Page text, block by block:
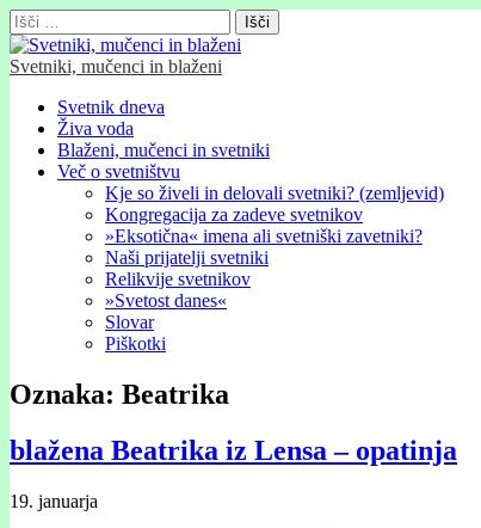
Išči:
Svetniki, mučenci in blaženi
Glavni
meni
Skip
content
Svetnik dneva
Živa voda
Blaženi, mučenci in svetniki
Več o svetništvu
Kje so živeli in delovali svetniki? (zemljevid)
Kongregacija za zadeve svetnikov
»Eksotična« imena ali svetniški zavetniki?
Naši prijatelji svetniki
Relikvije svetnikov
»Svetost danes«
Slovar
Piškotki
Oznaka: Beatrika
blažena Beatrika iz Lensa – opatinja
19. januarja